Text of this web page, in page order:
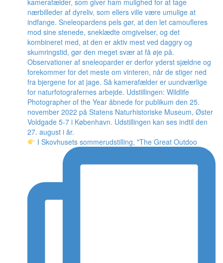
I Skovhusets sommerudstilling, "The Great Outdoo